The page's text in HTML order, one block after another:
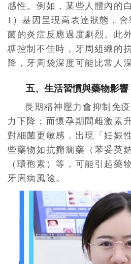
感性。例如，某些人體內的
1）基因呈現高表達狀態，
菌的炎症反應過度劇烈。此
糖控制不佳時，牙周組織的
降，牙周袋深度可能比常人
五、生活習慣與藥物影
長期精神壓力會抑制免
力下降；而懷孕期間雌激素
對細菌更敏感，出現「妊娠
些藥物如抗癲癇藥（苯妥英
（環孢素）等，可能引起藥
牙周病風險。